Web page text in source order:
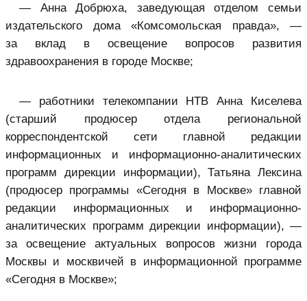
— Анна Добрюха, заведующая отделом семьи
издательского дома «Комсомольская правда», —
за вклад в освещение вопросов развития
здравоохранения в городе Москве;
— работники телекомпании НТВ Анна Киселева
(старший продюсер отдела региональной
корреспондентской сети главной редакции
информационных и информационно-аналитических
программ дирекции информации), Татьяна Лексина
(продюсер программы «Сегодня в Москве» главной
редакции информационных и информационно-
аналитических программ дирекции информации), —
за освещение актуальных вопросов жизни города
Москвы и москвичей в информационной программе
«Сегодня в Москве»;